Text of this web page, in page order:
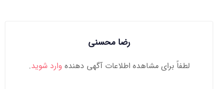
رضا محسنی
لطفاً برای مشاهده اطلاعات آگهی دهنده وارد شوید.